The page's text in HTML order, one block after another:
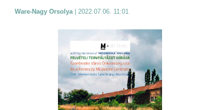
Ware-Nagy Orsolya 2022.07.06. 11:01